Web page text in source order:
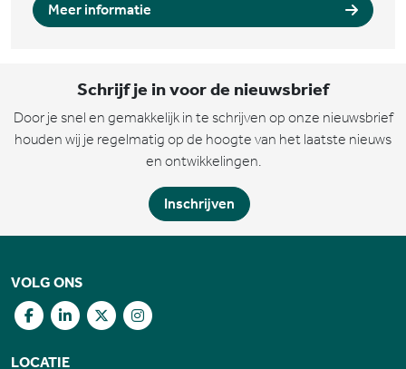
Meer informatie
Schrijf je in voor de nieuwsbrief
Door je snel en gemakkelijk in te schrijven op onze nieuwsbrief
houden wij je regelmatig op de hoogte van het laatste nieuws
en ontwikkelingen.
Inschrijven
VOLG ONS
LOCATIE